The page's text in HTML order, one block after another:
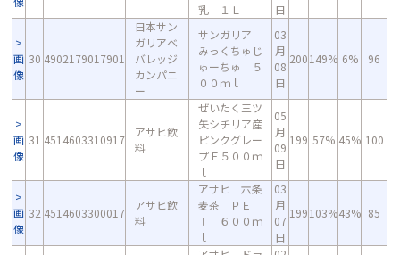
乳 １Ｌ
日
画
像
30 4902179017901
日本サン
ガリアベ
バレッジ
カンパニ
ー
サンガリア
みっくちゅじ
ゅーちゅ ５
００ｍｌ
03
月
08
日
200149% 6% 96
画
像
31 4514603310917
アサヒ飲
料
ぜいたく三ツ
矢シチリア産
ピンクグレー
プＦ５００ｍ
ｌ
05
月
09
日
199 57% 45% 100
画
像
32 4514603300017
アサヒ飲
料
アサヒ 六条
麦茶 ＰＥ
Ｔ ６００ｍ
ｌ
03
月
07
日
199103%43% 85